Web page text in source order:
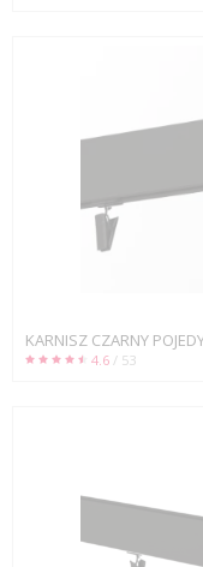
KARNISZ CZARNY
4.6 / 53